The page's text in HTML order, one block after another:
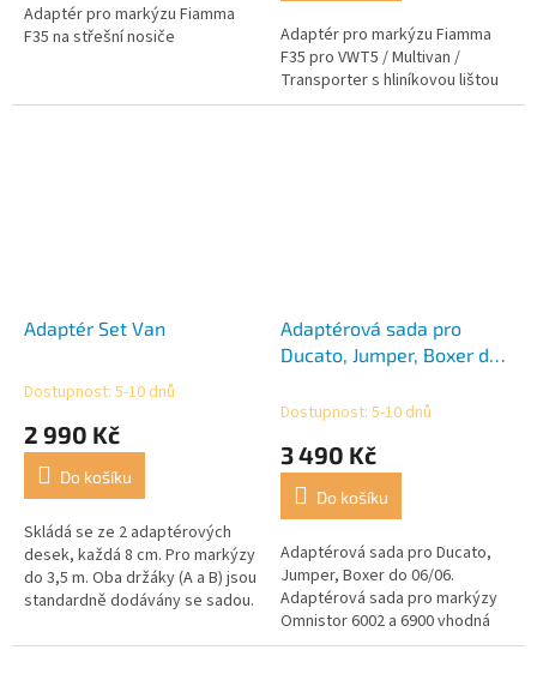
5
hvězdiček.
Adaptér pro markýzu Fiamma
F35 na střešní nosiče
Adaptér pro markýzu Fiamma
F35 pro VWT5 / Multivan /
Transporter s hliníkovou lištou
Adaptér Set Van
Průměrné
produktu
3,3
5
hvězdiček.
Dostupnost: 5-10 dnů
2 990 Kč
Do košíku
Skládá se ze 2 adaptérových
desek, každá 8 cm. Pro markýzy
do 3,5 m. Oba držáky (A a B) jsou
standardně dodávány se sadou.
Adaptérová sada pro
Ducato, Jumper, Boxer do
Dostupnost: 5-10 dnů
3 490 Kč
Do košíku
Adaptérová sada pro Ducato,
Jumper, Boxer do 06/06.
Adaptérová sada pro markýzy
Omnistor 6002 a 6900 vhodná
pro Fiat Ducato, Citroen Jumper